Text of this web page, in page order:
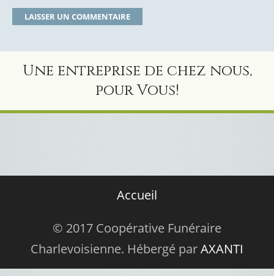
Une entreprise de chez nous,
pour Vous!
Accueil
© 2017 Coopérative Funéraire
Charlevoisienne. Hébergé parAXANTI